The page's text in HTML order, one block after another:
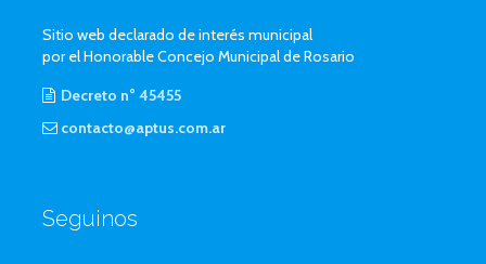
Sitio web declarado de interés municipal
por el Honorable Concejo Municipal de Rosario
Decreto n° 45455
contacto@aptus.com.ar
Seguinos